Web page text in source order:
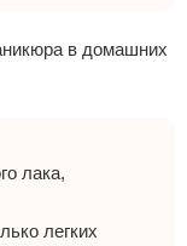
в домашних
лака,
легких